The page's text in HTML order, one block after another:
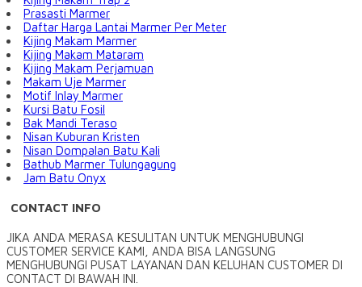
Prasasti Marmer
Daftar Harga Lantai Marmer Per Meter
Kijing Makam Marmer
Kijing Makam Mataram
Kijing Makam Perjamuan
Makam Uje Marmer
Motif Inlay Marmer
Kursi Batu Fosil
Bak Mandi Teraso
Nisan Kuburan Kristen
Nisan Dompalan Batu Kali
Bathub Marmer Tulungagung
Jam Batu Onyx
CONTACT INFO
JIKA ANDA MERASA KESULITAN UNTUK MENGHUBUNGI
CUSTOMER SERVICE KAMI, ANDA BISA LANGSUNG
MENGHUBUNGI PUSAT LAYANAN DAN KELUHAN CUSTOMER DI
CONTACT DI BAWAH INI.